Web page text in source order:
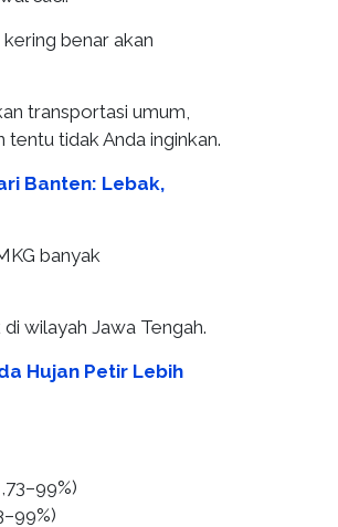
benar akan
transportasi umum,
tidak Anda inginkan.
Banten: Lebak,
banyak
wilayah Jawa Tengah.
Hujan Petir Lebih